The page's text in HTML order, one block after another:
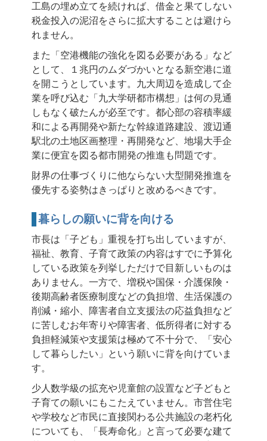
工島の埋め立てを続ければ、借金と果てしない
税金投入の泥沼をさらに拡大することは避けら
れません。
また「空港機能の強化を図る必要がある」など
として、１兆円のムダづかいとなる新空港に道
を開こうとしています。九大周辺を造成して企
業を呼び込む「九大学研都市構想」は何の見通
しもなく破たんが必至です。都心部の容積率緩
和による再開発や新たな幹線道路建設、渡辺通
駅北の土地区画整理・再開発など、地場大手企
業に便宜を図る都市開発の推進も問題です。
財界の仕事づくりに他ならない大型開発推進を
優先する姿勢はきっぱりと改めるべきです。
暮らしの願いに背を向ける
市長は「子ども」重視を打ち出していますが、
福祉、教育、子育て政策の内容はすでに予算化
している政策を列挙しただけで目新しいものは
ありません。一方で、増税や国保・介護保険・
後期高齢者医療制度などの負担増、生活保護の
削減・縮小、障害者自立支援法の応益負担など
に苦しむお年寄りや障害者、低所得者に対する
負担軽減策や支援策は極めて不十分で、「安心
して暮らしたい」という願いに背を向けていま
す。
少人数学級の拡充や児童館の設置など子どもと
子育ての願いにもこたえていません。市営住宅
や学校など市民に直接関わる公共施設の老朽化
についても、「長寿命化」と言って必要な建て